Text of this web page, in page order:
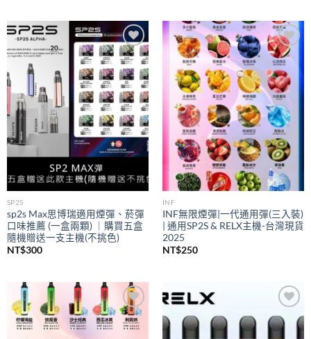
Add to
wishlist
SP2S
sp2s Max思博瑞適用煙彈、菸彈
口味推薦 (一盒兩顆) ｜購買五盒
隨機贈送一支主機(不挑色)
NT$300
Add to
wishlist
INF
INF無限煙彈|一代通用彈(三入裝)
| 通用SP2S & RELX主機-台灣現貨
2025
NT$250
Add to
wishlist
Add to
wishlist